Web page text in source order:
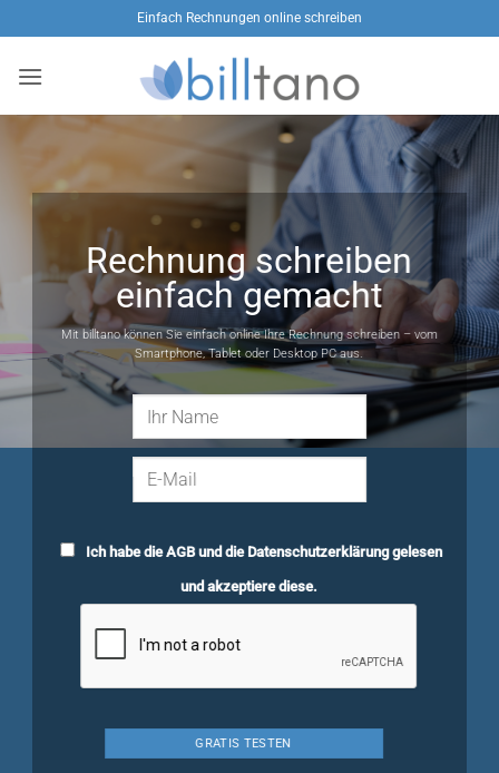
Inhalt
springen
Einfach Rechnungen online schreiben
Rechnung schreiben
einfach gemacht
Mit billtano können Sie einfach online Ihre Rechnung schreiben – vom
Smartphone, Tablet oder Desktop PC aus.
Ich habe dieAGBund die Datenschutzerklärunggelesen
und akzeptiere diese.